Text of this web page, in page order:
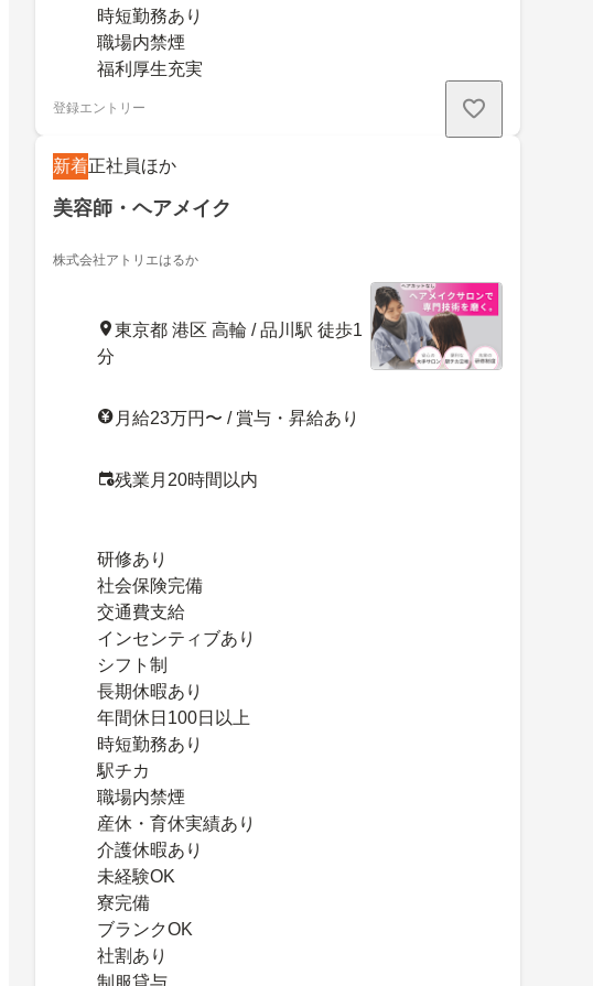
時短勤務あり
職場内禁煙
福利厚生充実
登録エントリー
新着正社員ほか
美容師・ヘアメイク
株式会社アトリエはるか
東京都 港区 高輪 / 品川駅 徒歩1
分
月給23万円〜 / 賞与・昇給あり
残業月20時間以内
研修あり
社会保険完備
交通費支給
インセンティブあり
シフト制
長期休暇あり
年間休日100日以上
時短勤務あり
駅チカ
職場内禁煙
産休・育休実績あり
介護休暇あり
未経験OK
寮完備
ブランクOK
社割あり